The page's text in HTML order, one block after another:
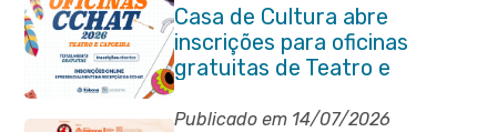
Casa de Cultura abre
inscrições para oficinas
gratuitas de Teatro e
Capoeira
Publicado em 14/07/2026